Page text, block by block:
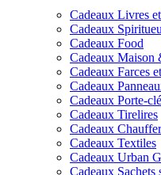
Cadeaux Livres
Cadeaux
Cadeaux Food
Cadeaux Maison
Cadeaux Farces
Cadeaux
Cadeaux Porte-
Cadeaux Tirelires
Cadeaux
Cadeaux Textiles
Cadeaux Urban
Cadeaux Sachets